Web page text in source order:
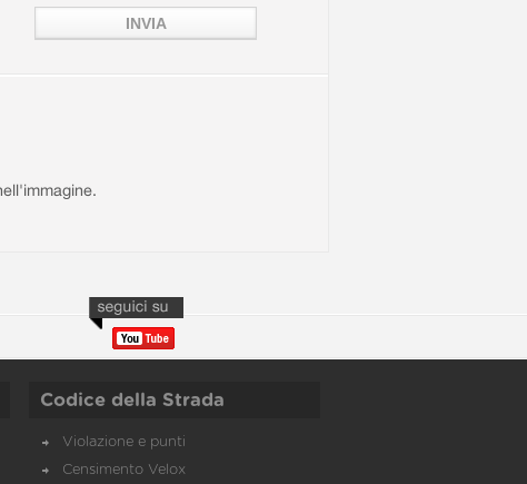
Codice della Strada
Violazione e punti
Censimento Velox